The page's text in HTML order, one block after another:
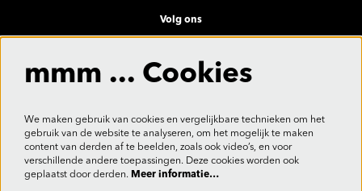
Volg ons
Aanmelden
mmm ... Cookies
We maken gebruik van cookies en vergelijkbare technieken om het
gebruik van de website te analyseren, om het mogelijk te maken
content van derden af te beelden, zoals ook video’s, en voor
verschillende andere toepassingen. Deze cookies worden ook
geplaatst door derden. Meer informatie…